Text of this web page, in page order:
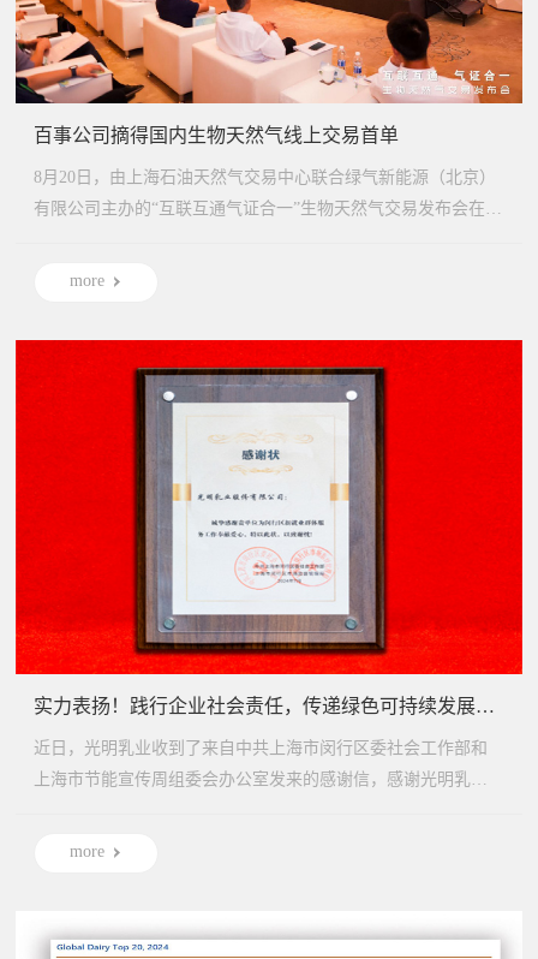
百事公司摘得国内生物天然气线上交易首单
8月20日，由上海石油天然气交易中心联合绿气新能源（北京）
有限公司主办的“互联互通气证合一”生物天然气交易发布会在上
more
实力表扬！践行企业社会责任，传递绿色可持续发展，光明乳业荣获多方感谢
近日，光明乳业收到了来自中共上海市闵行区委社会工作部和
上海市节能宣传周组委会办公室发来的感谢信，感谢光明乳业
more